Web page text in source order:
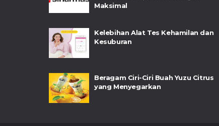
Maksimal
Kelebihan Alat Tes Kehamilan dan
Kesuburan
Beragam Ciri-Ciri Buah Yuzu Citrus
yang Menyegarkan